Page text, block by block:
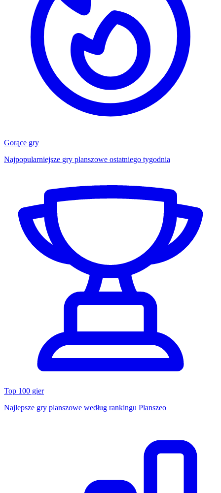
Gorące gry
Najpopularniejsze gry planszowe ostatniego tygodnia
Top 100 gier
Najlepsze gry planszowe według rankingu Planszeo